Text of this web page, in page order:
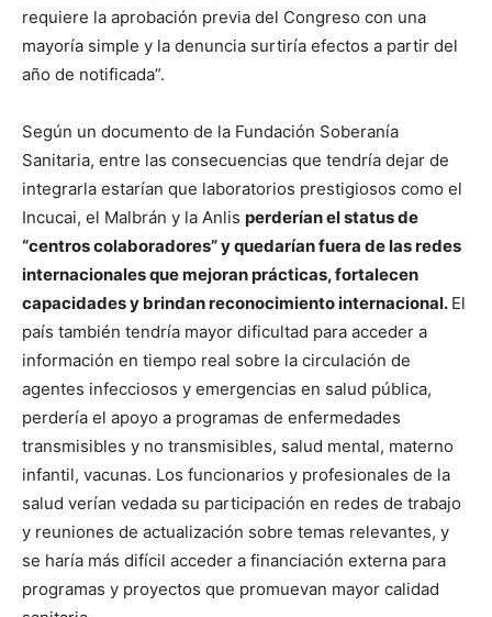
requiere la aprobación previa del Congreso con una
mayoría simple y la denuncia surtiría efectos a partir del
año de notificada”.
Según un documento de la Fundación Soberanía
Sanitaria, entre las consecuencias que tendría dejar de
integrarla estarían que laboratorios prestigiosos como el
Incucai, el Malbrán y la Anlis perderían el status de
“centros colaboradores” y quedarían fuera de las redes
internacionales que mejoran prácticas, fortalecen
capacidades y brindan reconocimiento internacional. El
país también tendría mayor dificultad para acceder a
información en tiempo real sobre la circulación de
agentes infecciosos y emergencias en salud pública,
perdería el apoyo a programas de enfermedades
transmisibles y no transmisibles, salud mental, materno
infantil, vacunas. Los funcionarios y profesionales de la
salud verían vedada su participación en redes de trabajo
y reuniones de actualización sobre temas relevantes, y
se haría más difícil acceder a financiación externa para
programas y proyectos que promuevan mayor calidad